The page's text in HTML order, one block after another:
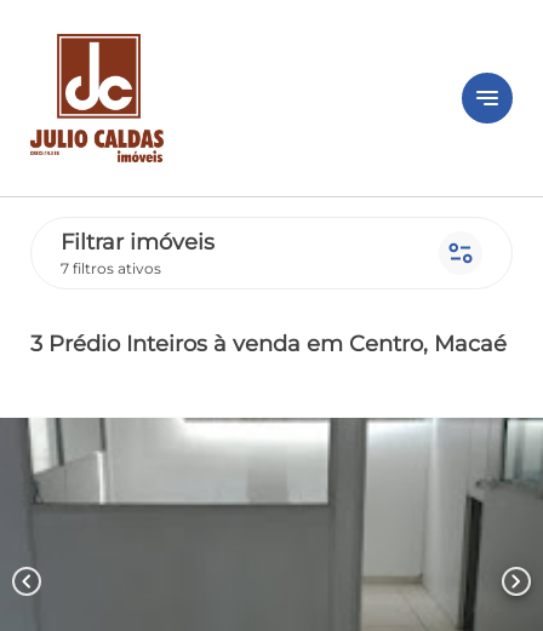
notes
Filtrar imóveis
7 filtros ativos page_info
3 Prédio Inteiros à venda em Centro, Macaé
chevron_left chevron_right